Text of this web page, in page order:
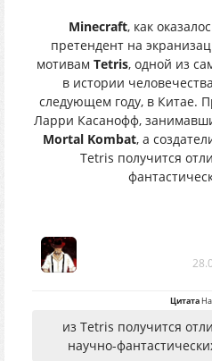
Minecraft, как
претендент на
мотивам Tetris, одной из
в истории
следующем году, в Китае.
Ларри Касанофф,
Mortal Kombat, а
Tetris получится
Цитата
из Tetris получится
научно-